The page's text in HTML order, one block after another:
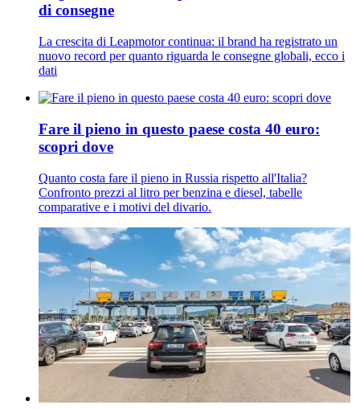
di consegne
La crescita di Leapmotor continua: il brand ha registrato un
nuovo record per quanto riguarda le consegne globali, ecco i
dati
Fare il pieno in questo paese costa 40 euro:
scopri dove
Quanto costa fare il pieno in Russia rispetto all'Italia?
Confronto prezzi al litro per benzina e diesel, tabelle
comparative e i motivi del divario.